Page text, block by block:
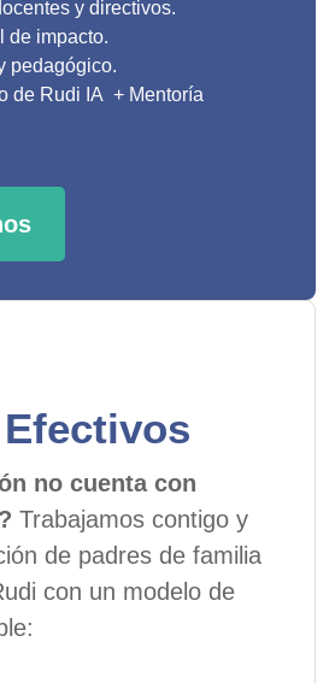
y directivos.
de impacto.
pedagógico.
de Rudi IA + Mentoría
no cuenta con
Trabajamos contigo y
de padres de familia
con un modelo de